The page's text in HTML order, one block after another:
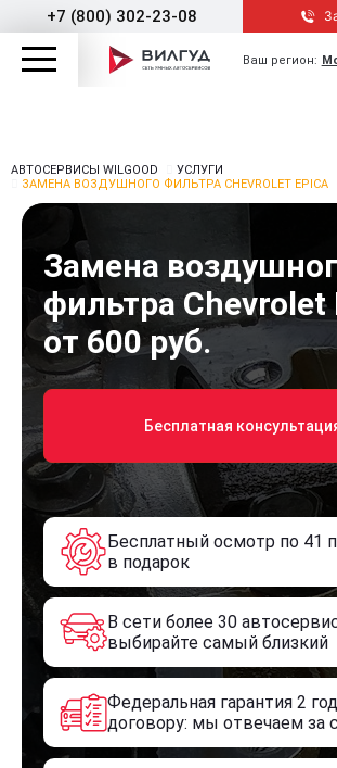
+7 (800) 302-23-08
Ваш регион:
АВТОСЕРВИСЫ WILGOOD
УСЛУГИ
ЗАМЕНА ВОЗДУШНОГО ФИЛЬТРА CHEVROLET EPICA
Замена
фильтра Chevrolet
от 600 руб.
Бесплатная
Бесплатный осмотр по 41
в подарок
В сети более 30
выбирайте самый близкий
Федеральная гарантия 2
договору: мы отвечаем за